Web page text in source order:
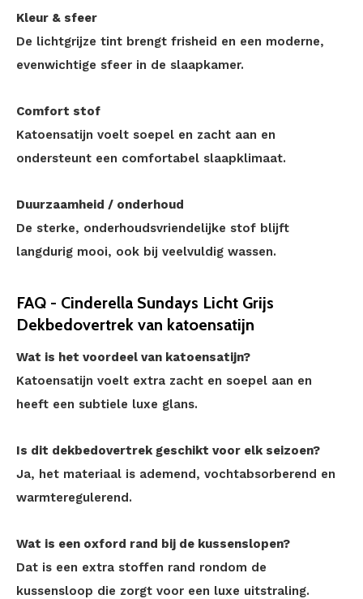
Kleur & sfeer
De lichtgrijze tint brengt frisheid en een moderne,
evenwichtige sfeer in de slaapkamer.
Comfort stof
Katoensatijn voelt soepel en zacht aan en
ondersteunt een comfortabel slaapklimaat.
Duurzaamheid / onderhoud
De sterke, onderhoudsvriendelijke stof blijft
langdurig mooi, ook bij veelvuldig wassen.
FAQ - Cinderella Sundays Licht Grijs
Dekbedovertrek van katoensatijn
Wat is het voordeel van katoensatijn?
Katoensatijn voelt extra zacht en soepel aan en
heeft een subtiele luxe glans.
Is dit dekbedovertrek geschikt voor elk seizoen?
Ja, het materiaal is ademend, vochtabsorberend en
warmteregulerend.
Wat is een oxford rand bij de kussenslopen?
Dat is een extra stoffen rand rondom de
kussensloop die zorgt voor een luxe uitstraling.